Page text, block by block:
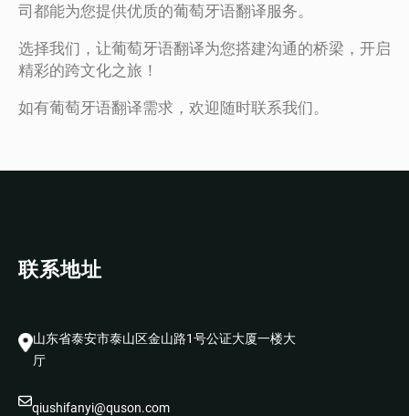
司都能为您提供优质的葡萄牙语翻译服务。
选择我们，让葡萄牙语翻译为您搭建沟通的桥梁，开启
精彩的跨文化之旅！
如有葡萄牙语翻译需求，欢迎随时联系我们。
联系地址
山东省泰安市泰山区金山路1号公证大厦一楼大
厅
qiushifanyi@quson.com